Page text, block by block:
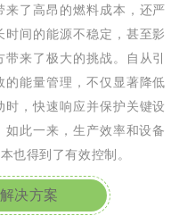
了高昂的燃料成本，还严
间的能源不稳定，甚至影
来了极大的挑战。
自从引
的能量管理，不仅显著降低
，快速响应并保护关键设
如此一来，生产效率和设备
也得到了有效控制。
决方案